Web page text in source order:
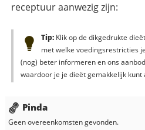
receptuur aanwezig zijn:
Tip:Klik op de dikgedrukte
met welke voedingsrestricties
(nog) beter informeren en ons
waardoor je je dieët gemakkelijk kunt
Pinda
Geen overeenkomsten gevonden.